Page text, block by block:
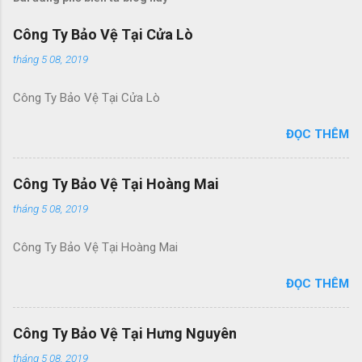
Công Ty Bảo Vệ Tại Cửa Lò
tháng 5 08, 2019
Công Ty Bảo Vệ Tại Cửa Lò
ĐỌC THÊM
Công Ty Bảo Vệ Tại Hoàng Mai
tháng 5 08, 2019
Công Ty Bảo Vệ Tại Hoàng Mai
ĐỌC THÊM
Công Ty Bảo Vệ Tại Hưng Nguyên
tháng 5 08, 2019